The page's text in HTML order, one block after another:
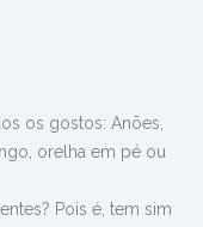
os gostos: Anões,
orelha em pé ou
Pois é, tem sim